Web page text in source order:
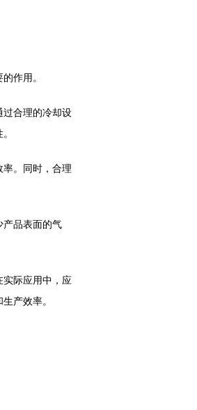
作用。
合理的冷却设
。同时，合理
品表面的气
际应用中，应
产效率。